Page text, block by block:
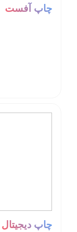
چاپ آفست
چاپ دیجیتال